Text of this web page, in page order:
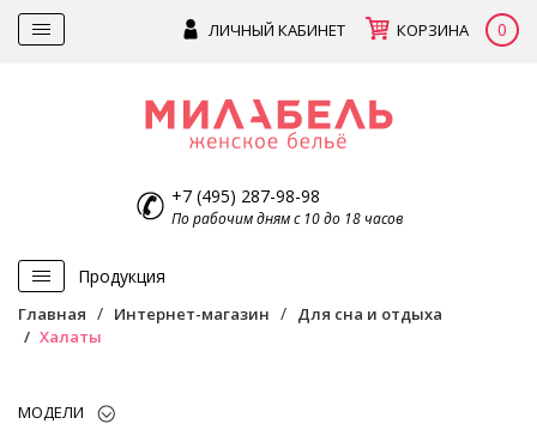
ЛИЧНЫЙ КАБИНЕТ КОРЗИНА 0
+7 (495) 287-98-98
По рабочим дням с 10 до 18 часов
Продукция
Главная Интернет-магазин
Для сна и отдыха
Халаты
МОДЕЛИ